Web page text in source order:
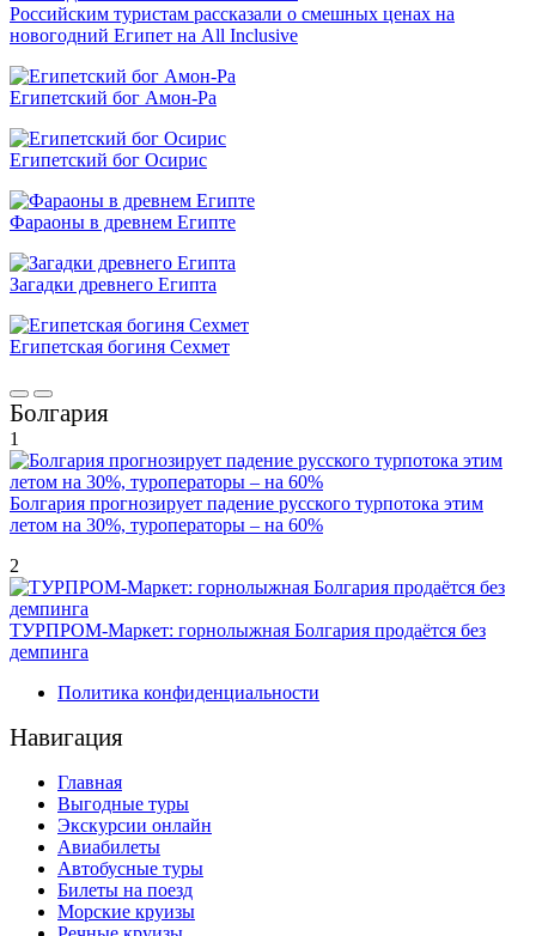
Российским туристам рассказали о смешных ценах на
новогодний Египет на All Inclusive
Египетский бог Амон-Ра
Египетский бог Осирис
Фараоны в древнем Египте
Загадки древнего Египта
Египетская богиня Сехмет
Болгария
1
Болгария прогнозирует падение русского турпотока этим
летом на 30%, туроператоры – на 60%
2
ТУРПРОМ-Маркет: горнолыжная Болгария продаётся без
демпинга
Политика конфиденциальности
Навигация
Главная
Выгодные туры
Экскурсии онлайн
Авиабилеты
Автобусные туры
Билеты на поезд
Морские круизы